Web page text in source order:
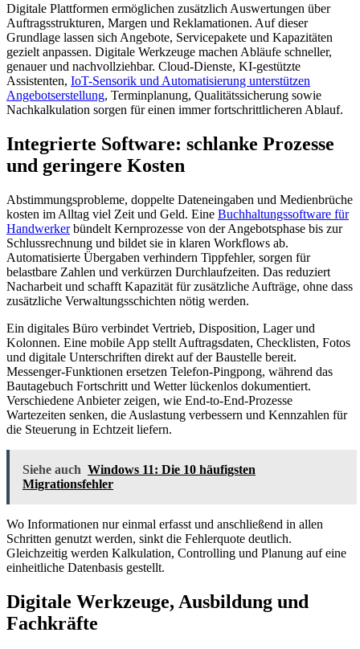
Digitale Plattformen ermöglichen zusätzlich Auswertungen über
Auftragsstrukturen, Margen und Reklamationen. Auf dieser
Grundlage lassen sich Angebote, Servicepakete und Kapazitäten
gezielt anpassen. Digitale Werkzeuge machen Abläufe schneller,
genauer und nachvollziehbar. Cloud-Dienste, KI-gestützte
Assistenten, IoT-Sensorik und Automatisierung unterstützen
Angebotserstellung, Terminplanung, Qualitätssicherung sowie
Nachkalkulation sorgen für einen immer fortschrittlicheren Ablauf.
Integrierte Software: schlanke Prozesse
und geringere Kosten
Abstimmungsprobleme, doppelte Dateneingaben und Medienbrüche
kosten im Alltag viel Zeit und Geld. Eine Buchhaltungs­software für
Handwerkerbündelt Kernprozesse von der Angebotsphase bis zur
Schlussrechnung und bildet sie in klaren Workflows ab.
Automatisierte Übergaben verhindern Tippfehler, sorgen für
belastbare Zahlen und verkürzen Durchlaufzeiten. Das reduziert
Nacharbeit und schafft Kapazität für zusätzliche Aufträge, ohne dass
zusätzliche Verwaltungsschichten nötig werden.
Ein digitales Büro verbindet Vertrieb, Disposition, Lager und
Kolonnen. Eine mobile App stellt Auftragsdaten, Checklisten, Fotos
und digitale Unterschriften direkt auf der Baustelle bereit.
Messenger-Funktionen ersetzen Telefon-Pingpong, während das
Bautagebuch Fortschritt und Wetter lückenlos dokumentiert.
Verschiedene Anbieter zeigen, wie End-to-End-Prozesse
Wartezeiten senken, die Auslastung verbessern und Kennzahlen für
die Steuerung in Echtzeit liefern.
Siehe auch Windows 11: Die 10 häufigsten
Migrationsfehler
Wo Informationen nur einmal erfasst und anschließend in allen
Schritten genutzt werden, sinkt die Fehlerquote deutlich.
Gleichzeitig werden Kalkulation, Controlling und Planung auf eine
einheitliche Datenbasis gestellt.
Digitale Werkzeuge, Ausbildung und
Fachkräfte